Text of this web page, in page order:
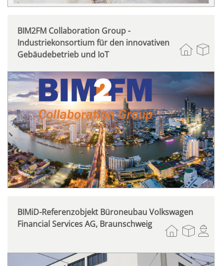
BIM2FM Collaboration Group -
Industriekonsortium für den innovativen
Gebäudebetrieb und IoT
BIMiD-Referenzobjekt Büroneubau Volkswagen
Financial Services AG, Braunschweig